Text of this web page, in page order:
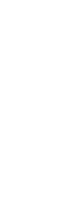
Yapay
Ana
Sürüm
Bu
Ön